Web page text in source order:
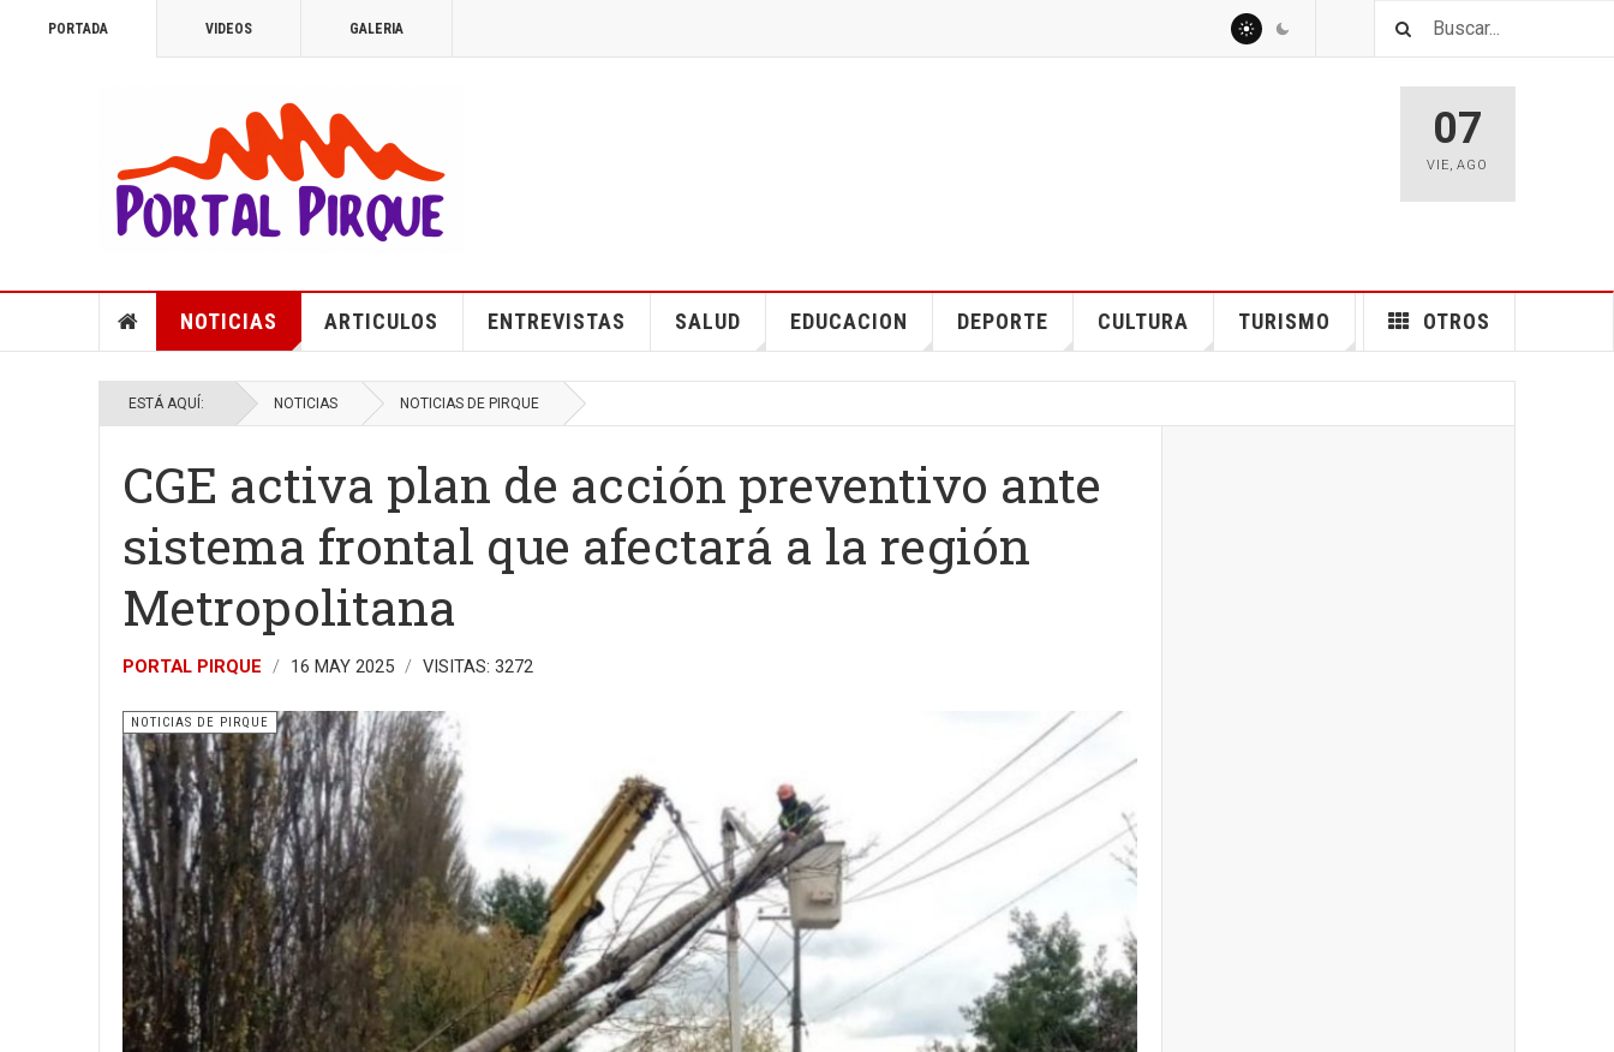
PORTADA VIDEOS GALERIA
07
VIE,AGO
NOTICIAS ARTICULOS ENTREVISTAS SALUD EDUCACION DEPORTE CULTURA TURISMO OTROS
ESTÁ AQUÍ: NOTICIAS NOTICIAS DE PIRQUE
CGE activa plan de acción preventivo ante
sistema frontal que afectará a la región
Metropolitana
PORTAL PIRQUE 16 MAY 2025 VISITAS: 3272
NOTICIAS DE PIRQUE